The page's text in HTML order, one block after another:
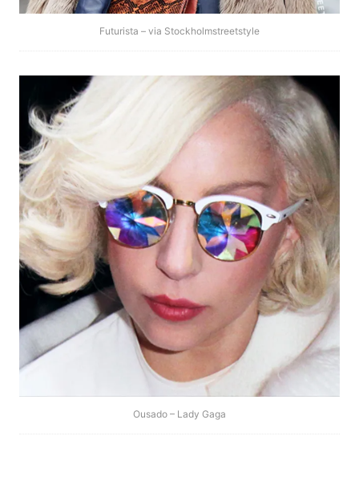
Futurista – via Stockholmstreetstyle
Ousado – Lady Gaga